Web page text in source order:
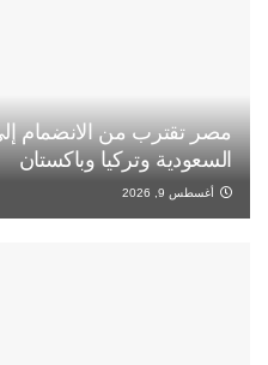
مصر تقترب من الانضمام
السعودية وتركيا وباكستان
أغسطس 9, 2026